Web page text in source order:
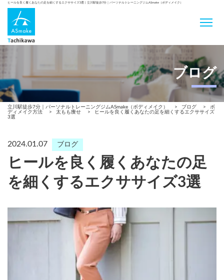
ヒールを良く履くあなたの足を細くするエクササイズ3選 | 立川駅徒歩7分｜パーソナルトレーニングジムASmake（ボディメイク）
ブログ
立川駅徒歩7分｜パーソナルトレーニングジムASmake（ボディメイク） > ブログ >
ボ
ディメイク方法
> 太もも痩せ >
ヒールを良く履くあなたの足を細くするエクササイズ
3選
2024.01.07 ブログ
ヒールを良く履くあなたの足
を細くするエクササイズ3選